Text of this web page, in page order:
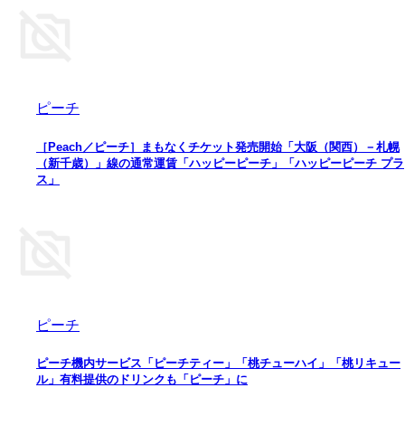
ピーチ
［Peach／ピーチ］まもなくチケット発売開始「大阪（関西）－札幌
（新千歳）」線の通常運賃「ハッピーピーチ」「ハッピーピーチ プラ
ス」
ピーチ
ピーチ機内サービス「ピーチティー」「桃チューハイ」「桃リキュー
ル」有料提供のドリンクも「ピーチ」に